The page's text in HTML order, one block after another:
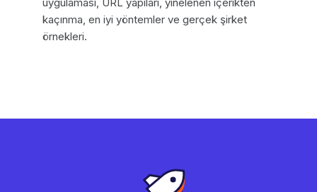
kaçınma, en iyi yöntemler ve gerçek şirket
örnekleri.